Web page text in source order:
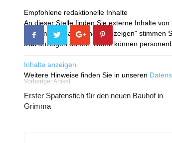
Empfohlene redaktionelle Inhalte
An dieser Stelle finden Sie externe Inhalte von
Mit dem Klick auf "Inhalte anzeigen"
Inc.anzeigen dürfen. Damit können
Inhalte anzeigen
Weitere Hinweise finden Sie in unseren
Vorheriger Artikel
Erster Spatenstich für den neuen Bauhof in
Grimma